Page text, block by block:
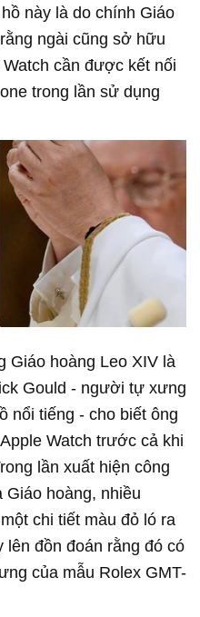
này là do chính Giáo
ngài cũng sở hữu
cần được kết nối
trong lần sử dụng
Giáo hoàng Leo XIV là
Gould - người tự xưng
nổi tiếng - cho biết ông
Watch trước cả khi
lần xuất hiện công
hoàng, nhiều
chi tiết màu đỏ ló ra
lên đồn đoán rằng đó có
của mẫu Rolex GMT-